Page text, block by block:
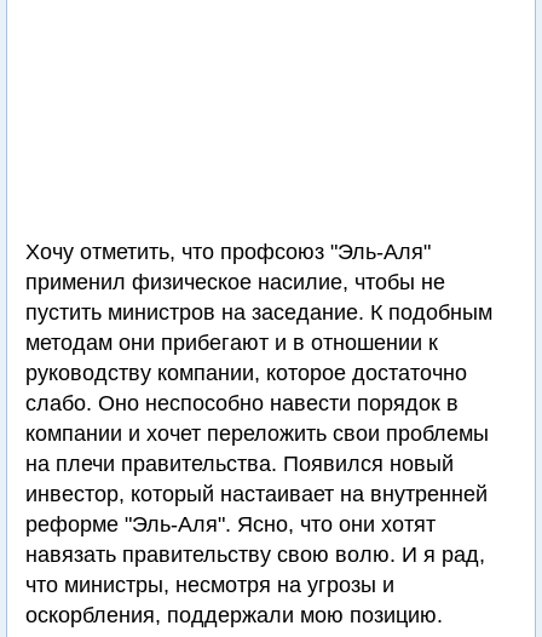
Хочу отметить, что профсоюз "Эль-Аля"
применил физическое насилие, чтобы не
пустить министров на заседание. К подобным
методам они прибегают и в отношении к
руководству компании, которое достаточно
слабо. Оно неспособно навести порядок в
компании и хочет переложить свои проблемы
на плечи правительства. Появился новый
инвестор, который настаивает на внутренней
реформе "Эль-Аля". Ясно, что они хотят
навязать правительству свою волю. И я рад,
что министры, несмотря на угрозы и
оскорбления, поддержали мою позицию.